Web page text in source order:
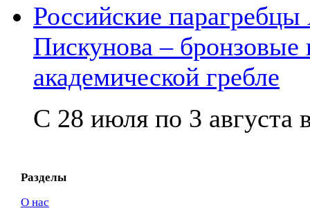
Российские
Пискунова –
академической гребле
С 28 июля по 3 августа
Разделы
О нас